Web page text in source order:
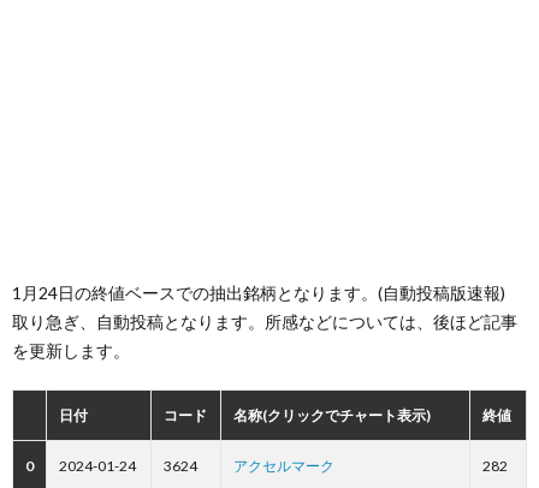
1月24日の終値ベースでの抽出銘柄となります。(自動投稿版速報)
取り急ぎ、自動投稿となります。所感などについては、後ほど記事
を更新します。
日付 コード 名称(クリックでチャート表示) 終値
0 2024-01-24 3624 アクセルマーク 282